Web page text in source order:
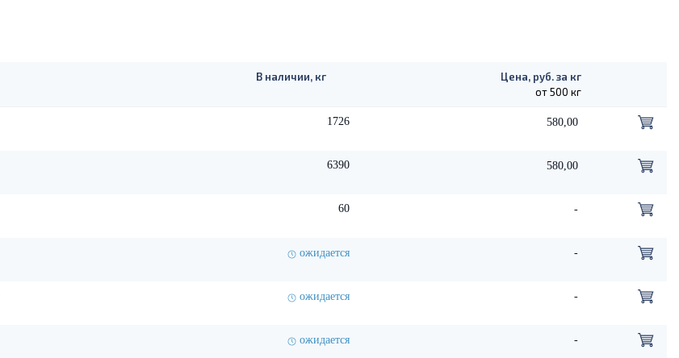
В наличии, кг
Цена, руб. за кг
от 500 кг
1726 580,00
6390 580,00
60 -
ожидается -
ожидается -
ожидается -